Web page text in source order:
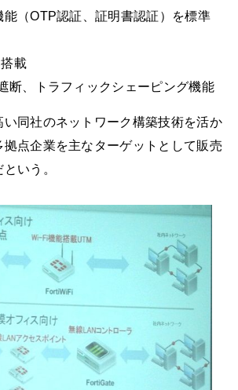
能（OTP認証、証明書認証）を標準
載
断、トラフィックシェーピング機能
い同社のネットワーク構築技術を活か
拠点企業を主なターゲットとして販売
いう。